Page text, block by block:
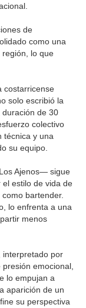
de
como una
lo que
costarricense
solo escribió la
duración de 30
colectivo
técnica y una
su equipo.
Ajenos— sigue
estilo de vida de
bartender.
lo enfrenta a una
menos
interpretado por
emocional,
lo empujan a
aparición de un
su perspectiva